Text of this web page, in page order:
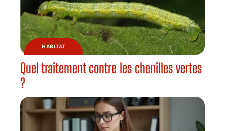
HABITAT
Quel traitement contre les chenilles vertes
?